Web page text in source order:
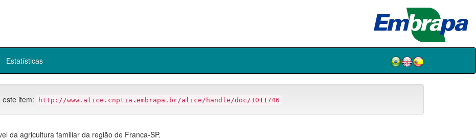
Estatísticas
item: http://www.alice.cnptia.embrapa.br/alice/handle/doc/1011746
da agricultura familiar da região de Franca-SP.